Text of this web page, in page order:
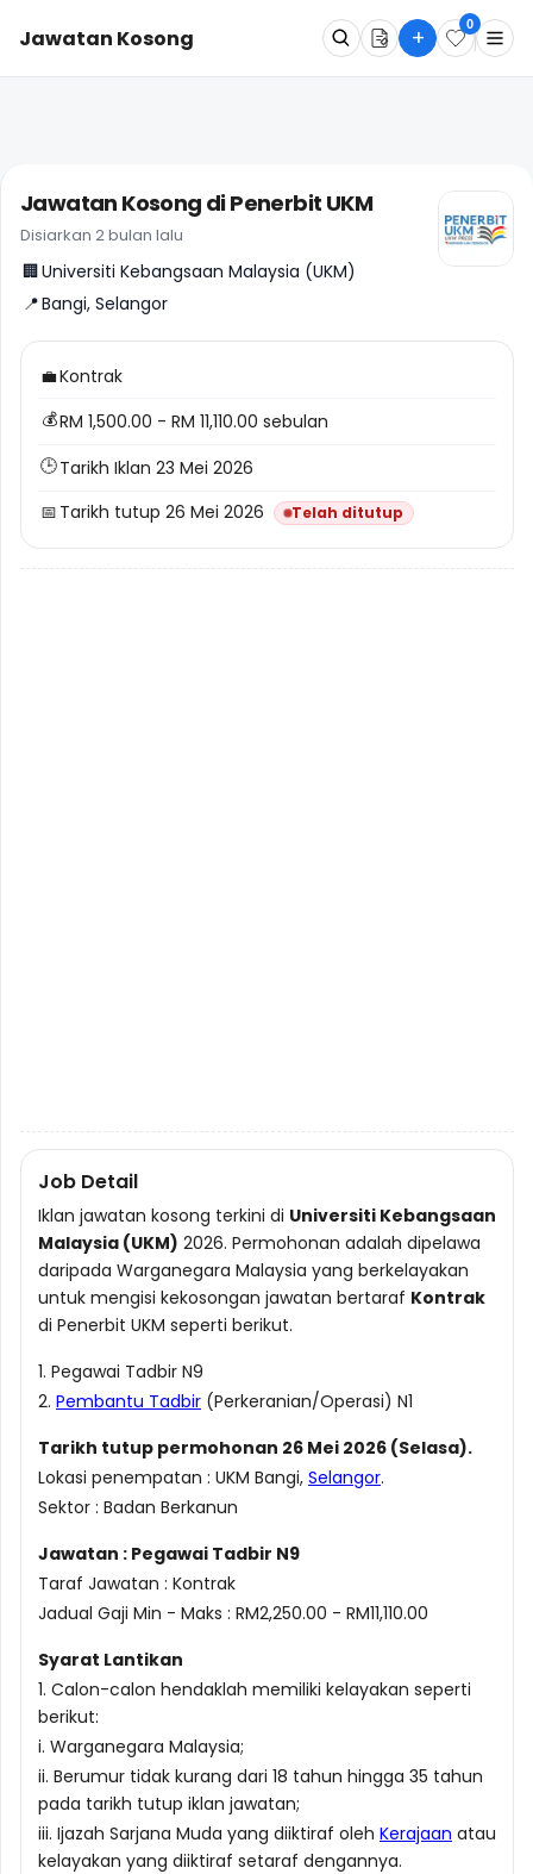
Jawatan Kosong + 0
Jawatan Kosong di Penerbit UKM
Disiarkan 2 bulan lalu
🏢Universiti Kebangsaan Malaysia (UKM)
📍Bangi, Selangor
💼Kontrak
💰RM 1,500.00 - RM 11,110.00 sebulan
🕒Tarikh Iklan 23 Mei 2026
📅 Tarikh tutup 26 Mei 2026 Telah ditutup
Job Detail
Iklan jawatan kosong terkini di Universiti Kebangsaan
Malaysia (UKM) 2026. Permohonan adalah dipelawa
daripada Warganegara Malaysia yang berkelayakan
untuk mengisi kekosongan jawatan bertaraf Kontrak
di Penerbit UKM seperti berikut.
1. Pegawai Tadbir N9
2. Pembantu Tadbir (Perkeranian/Operasi) N1
Tarikh tutup permohonan 26 Mei 2026 (Selasa).
Lokasi penempatan : UKM Bangi, Selangor.
Sektor : Badan Berkanun
Jawatan : Pegawai Tadbir N9
Taraf Jawatan : Kontrak
Jadual Gaji Min - Maks : RM2,250.00 - RM11,110.00
Syarat Lantikan
1. Calon-calon hendaklah memiliki kelayakan seperti
berikut:
i. Warganegara Malaysia;
ii. Berumur tidak kurang dari 18 tahun hingga 35 tahun
pada tarikh tutup iklan jawatan;
iii. Ijazah Sarjana Muda yang diiktiraf oleh Kerajaan atau
kelayakan yang diiktiraf setaraf dengannya.